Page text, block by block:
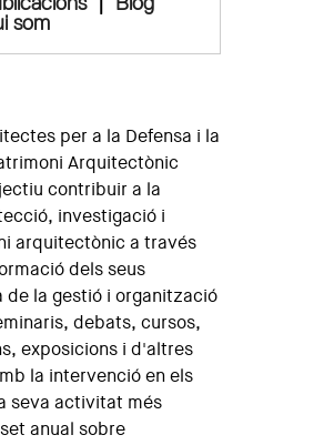
som
per a la Defensa i la
Arquitectònic
contribuir a la
investigació i
arquitectònic a través
dels seus
la gestió i organització
debats, cursos,
exposicions i d'altres
la intervenció en els
seva activitat més
anual sobre